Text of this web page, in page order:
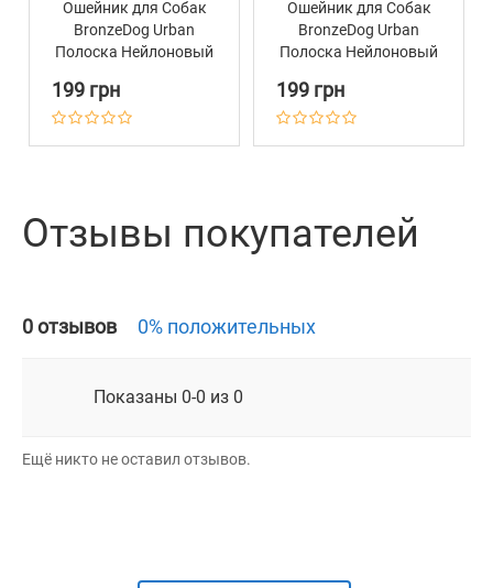
Ошейник для Собак
BronzeDog Urban
Полоска Нейлоновый
Пряжкой Серо-
Розовый
199 грн
Ошейник для Собак
BronzeDog Urban
Полоска Нейлоновый
Пряжкой
Разноцветный
199 грн
Отзывы покупателей
0 отзывов 0% положительных
Показаны 0-0 из 0
Ещё никто не оставил отзывов.